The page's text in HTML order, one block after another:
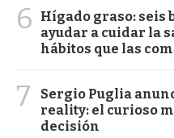
6
Hígado graso: seis
ayudar a cuidar la
hábitos que las
7
Sergio Puglia
reality: el curioso
decisión